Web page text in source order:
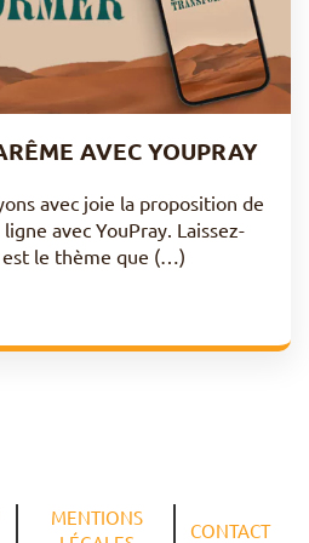
AVEC YOUPRAY
avec joie la proposition de
avec YouPray. Laissez-
le thème que (…)
MENTIONS
CONTACT